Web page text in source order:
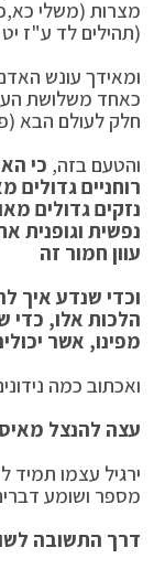
מצרות (משלי
(תהילים לד ע"ז
ומאידך עונש
כאחד משלושת
חלק לעולם הבא
והטעם בזה, כי
רוחניים גדולים
נזקים גדולים
נפשית וגופנית
עוון חמור זה
וכדי שנדע איך
הלכות אלו, כדי
מפינו, אשר
ואכתוב כמה
עצה להנצל
ירגיל עצמו תמיד
מספר ושומע
דרך התשובה